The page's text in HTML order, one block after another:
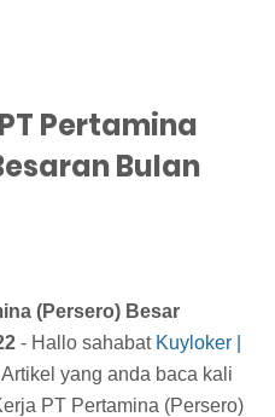
Pertamina
Bulan
(Persero) Besar
- Hallo sahabat Kuyloker |
yang anda baca kali
PT Pertamina (Persero)